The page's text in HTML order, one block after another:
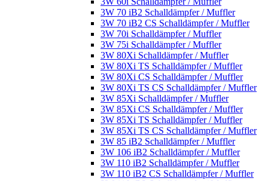
3W 70 iB2 Schalldämpfer / Muffler
3W 70 iB2 CS Schalldämpfer / Muffler
3W 70i Schalldämpfer / Muffler
3W 75i Schalldämpfer / Muffler
3W 80Xi Schalldämpfer / Muffler
3W 80Xi TS Schalldämpfer / Muffler
3W 80Xi CS Schalldämpfer / Muffler
3W 80Xi TS CS Schalldämpfer / Muffler
3W 85Xi Schalldämpfer / Muffler
3W 85Xi CS Schalldämpfer / Muffler
3W 85Xi TS Schalldämpfer / Muffler
3W 85Xi TS CS Schalldämpfer / Muffler
3W 85 iB2 Schalldämpfer / Muffler
3W 106 iB2 Schalldämpfer / Muffler
3W 110 iB2 Schalldämpfer / Muffler
3W 110 iB2 CS Schalldämpfer / Muffler